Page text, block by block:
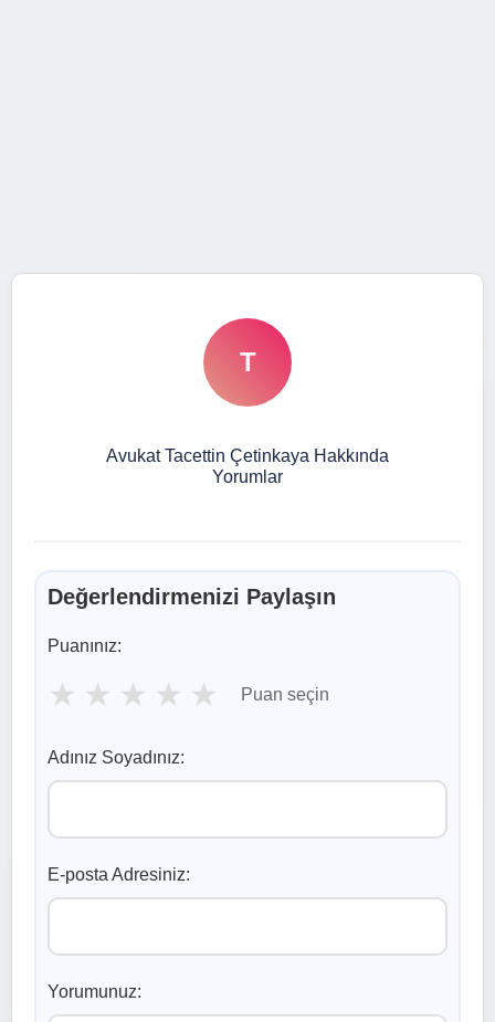
T
Avukat Tacettin Çetinkaya Hakkında
Yorumlar
Değerlendirmenizi Paylaşın
Puanınız:
★ ★ ★ ★ ★ Puan seçin
Adınız Soyadınız:
E-posta Adresiniz:
Yorumunuz: